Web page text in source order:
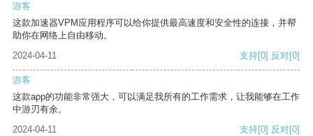
游客
这款加速器VPM应用程序可以给你提供最高速度和安全性的连接，并帮
助你在网络上自由移动。
2024-04-11
支持[0] 反对[0]
游客
这款app的功能非常强大，可以满足我所有的工作需求，让我能够在工作
中游刃有余。
2024-04-11
支持[0] 反对[0]